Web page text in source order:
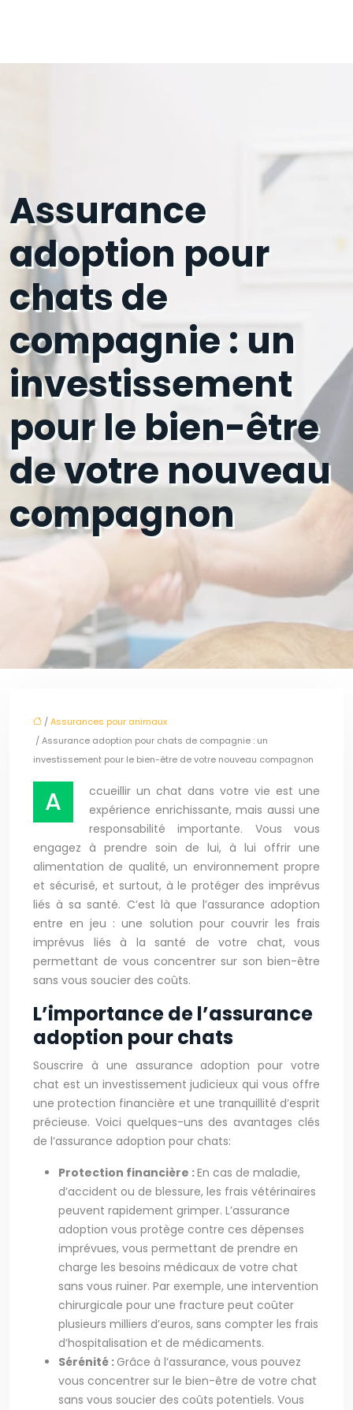
Assurance
adoption pour
chats de
compagnie : un
investissement
pour le bien-être
de votre nouveau
compagnon
/Assurances pour animaux
/ Assurance adoption pour chats de compagnie : un
investissement pour le bien-être de votre nouveau compagnon
A
ccueillir un chat dans votre vie est une
expérience enrichissante, mais aussi une
responsabilité importante. Vous vous
engagez à prendre soin de lui, à lui offrir une
alimentation de qualité, un environnement propre
et sécurisé, et surtout, à le protéger des imprévus
liés à sa santé. C’est là que l’assurance adoption
entre en jeu : une solution pour couvrir les frais
imprévus liés à la santé de votre chat, vous
permettant de vous concentrer sur son bien-être
sans vous soucier des coûts.
L’importance de l’assurance
adoption pour chats
Souscrire à une assurance adoption pour votre
chat est un investissement judicieux qui vous offre
une protection financière et une tranquillité d’esprit
précieuse. Voici quelques-uns des avantages clés
de l’assurance adoption pour chats:
Protection financière :En cas de maladie,
d’accident ou de blessure, les frais vétérinaires
peuvent rapidement grimper. L’assurance
adoption vous protège contre ces dépenses
imprévues, vous permettant de prendre en
charge les besoins médicaux de votre chat
sans vous ruiner. Par exemple, une intervention
chirurgicale pour une fracture peut coûter
plusieurs milliers d’euros, sans compter les frais
d’hospitalisation et de médicaments.
Sérénité : Grâce à l’assurance, vous pouvez
vous concentrer sur le bien-être de votre chat
sans vous soucier des coûts potentiels. Vous